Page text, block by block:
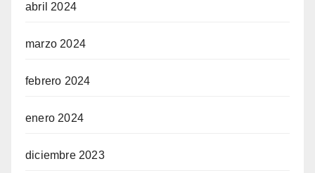
abril 2024
marzo 2024
febrero 2024
enero 2024
diciembre 2023